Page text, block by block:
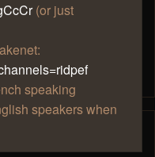
(or just
speaking
speakers when
dites moi